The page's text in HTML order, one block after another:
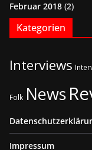
Februar 2018 (2)
Kategorien
Interviews
Folk News
Impressum